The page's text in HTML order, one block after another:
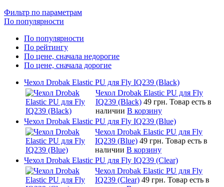
Фильтр по параметрам
По популярности
По популярности
По рейтингу
По цене, сначала недорогие
По цене, сначала дорогие
Чехол Drobak Elastic PU для Fly IQ239 (Black)
Чехол Drobak Elastic PU для Fly
IQ239 (Black) 49 грн. Товар есть в
наличии В корзину
Чехол Drobak Elastic PU для Fly IQ239 (Blue)
Чехол Drobak Elastic PU для Fly
IQ239 (Blue) 49 грн. Товар есть в
наличии В корзину
Чехол Drobak Elastic PU для Fly IQ239 (Clear)
Чехол Drobak Elastic PU для Fly
IQ239 (Clear) 49 грн. Товар есть в